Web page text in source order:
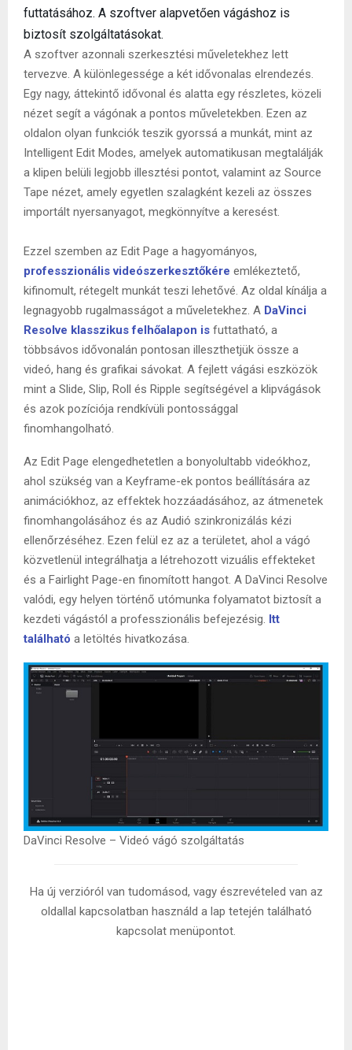
futtatásához. A szoftver alapvetően vágáshoz is
biztosít szolgáltatásokat.
A szoftver azonnali szerkesztési műveletekhez lett
tervezve. A különlegessége a két idővonalas elrendezés.
Egy nagy, áttekintő idővonal és alatta egy részletes, közeli
nézet segít a vágónak a pontos műveletekben. Ezen az
oldalon olyan funkciók teszik gyorssá a munkát, mint az
Intelligent Edit Modes, amelyek automatikusan megtalálják
a klipen belüli legjobb illesztési pontot, valamint az Source
Tape nézet, amely egyetlen szalagként kezeli az összes
importált nyersanyagot, megkönnyítve a keresést.
Ezzel szemben az Edit Page a hagyományos,
professzionális videószerkesztőkére emlékeztető,
kifinomult, rétegelt munkát teszi lehetővé. Az oldal kínálja a
legnagyobb rugalmasságot a műveletekhez. A DaVinci
Resolve klasszikus felhőalapon is futtatható, a
többsávos idővonalán pontosan illeszthetjük össze a
videó, hang és grafikai sávokat. A fejlett vágási eszközök
mint a Slide, Slip, Roll és Ripple segítségével a klipvágások
és azok pozíciója rendkívüli pontossággal
finomhangolható.
Az Edit Page elengedhetetlen a bonyolultabb videókhoz,
ahol szükség van a Keyframe-ek pontos beállítására az
animációkhoz, az effektek hozzáadásához, az átmenetek
finomhangolásához és az Audió szinkronizálás kézi
ellenőrzéséhez. Ezen felül ez az a területet, ahol a vágó
közvetlenül integrálhatja a létrehozott vizuális effekteket
és a Fairlight Page-en finomított hangot. A DaVinci Resolve
valódi, egy helyen történő utómunka folyamatot biztosít a
kezdeti vágástól a professzionális befejezésig. Itt
található a letöltés hivatkozása.
DaVinci Resolve – Videó vágó szolgáltatás
Ha új verzióról van tudomásod, vagy észrevételed van az
oldallal kapcsolatban használd a lap tetején található
kapcsolat menüpontot.